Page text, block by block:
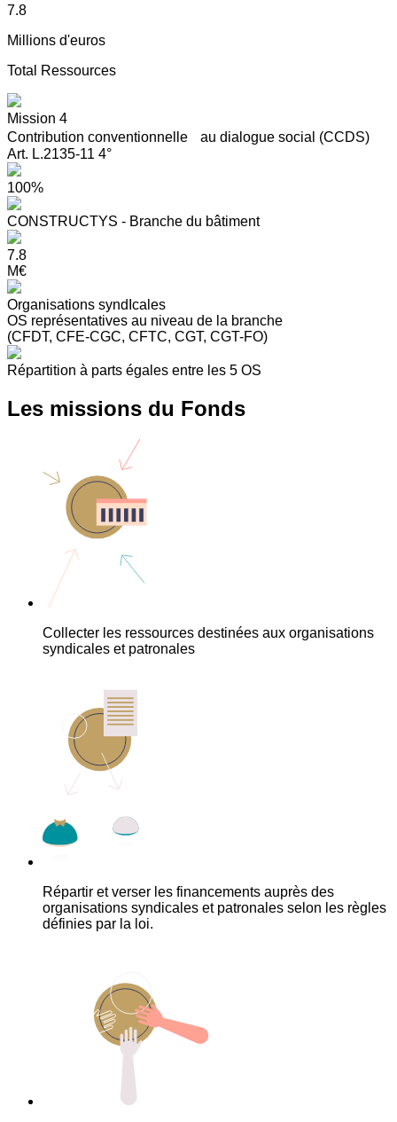
7.8
Millions d'euros
Total Ressources
Mission 4
Contribution conventionnelle au dialogue social (CCDS)
Art. L.2135-11 4°
100%
CONSTRUCTYS - Branche du bâtiment
7.8
M€
Organisations syndIcales
OS représentatives au niveau de la branche
(CFDT, CFE-CGC, CFTC, CGT, CGT-FO)
Répartition à parts égales entre les 5 OS
Les missions du Fonds
Collecter les ressources destinées aux organisations
syndicales et patronales
Répartir et verser les financements auprès des
organisations syndicales et patronales selon les règles
définies par la loi.